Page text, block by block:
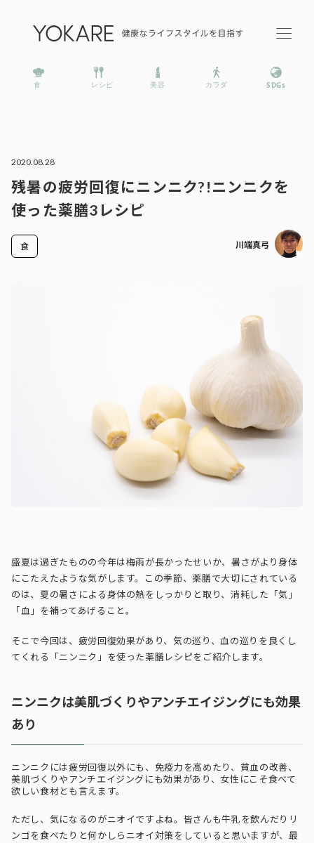
2020.08.28
残暑の疲労回復にニンニク?!ニンニクを
使った薬膳3レシピ
食 川端真弓
盛夏は過ぎたものの今年は梅雨が長かったせいか、暑さがより身体
にこたえたような気がします。この季節、薬膳で大切にされている
のは、夏の暑さによる身体の熱をしっかりと取り、消耗した「気」
「血」を補ってあげること。
そこで今回は、疲労回復効果があり、気の巡り、血の巡りを良くし
てくれる「ニンニク」を使った薬膳レシピをご紹介します。
ニンニクは美肌づくりやアンチエイジングにも効果
あり
ニンニクには疲労回復以外にも、免疫力を高めたり、貧血の改善、
美肌づくりやアンチエイジングにも効果があり、女性にこそ食べて
欲しい食材とも言えます。
ただし、気になるのがニオイですよね。皆さんも牛乳を飲んだりリ
ンゴを食べたりと何かしらニオイ対策をしていると思いますが、最